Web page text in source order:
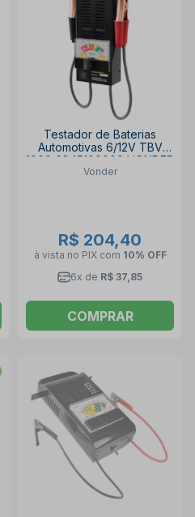
Testador de Baterias
Automotivas 6/12V TBV
1000 6845100000 VONDER
Vonder
R$ 204,40
à vista no PIX com 10% OFF
6x de R$ 37,85
COMPRAR